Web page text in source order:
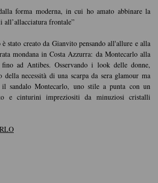
forma moderna, in cui ho amato abbinare la
all’allacciatura frontale”
stato creato da Gianvito pensando all'allure e alla
mondana in Costa Azzurra: da Montecarlo alla
ad Antibes. Osservando i look delle donne,
della necessità di una scarpa da sera glamour ma
il sandalo Montecarlo, uno stile a punta con un
e cinturini impreziositi da minuziosi cristalli